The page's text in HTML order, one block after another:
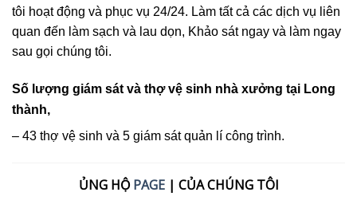
tôi hoạt động và phục vụ 24/24. Làm tất cả các dịch vụ liên
quan đến làm sạch và lau dọn, Khảo sát ngay và làm ngay
sau gọi chúng tôi.
Số lượng giám sát và thợ vệ sinh nhà xưởng tại Long
thành,
– 43 thợ vệ sinh và 5 giám sát quản lí công trình.
ỦNG HỘ PAGE | CỦA CHÚNG TÔI